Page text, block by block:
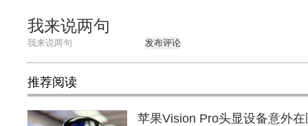
我来说两句
发布评论
推荐阅读
苹果Vision Pro头显设备意外